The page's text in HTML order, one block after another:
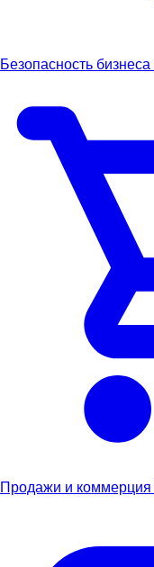
Безопасность бизнеса
Продажи и коммерция